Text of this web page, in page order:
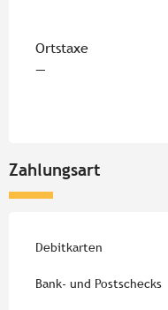
Ortstaxe
—
Zahlungsart
Debitkarten
Bank- und Postschecks